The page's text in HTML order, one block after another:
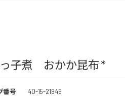
子煮 おかか昆布 *
番号
40-15-21949